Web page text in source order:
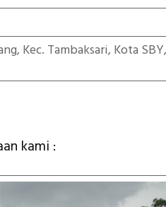
Kec. Tambaksari, Kota SBY,
kami :